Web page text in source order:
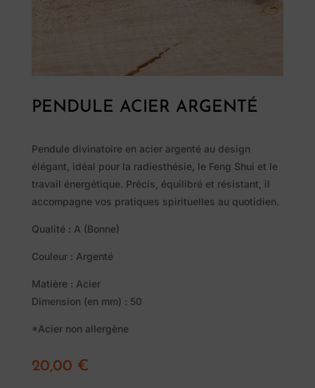
Pierres
naturelles
Alep
Traditionnel
Promotions
A
PENDULE ACIER ARGENTÉ
Pendule divinatoire en acier argenté au design
élégant, idéal pour la radiesthésie, le Feng Shui et le
travail énergétique. Précis, équilibré et résistant, il
accompagne vos pratiques spirituelles au quotidien.
Qualité : A (Bonne)
Couleur : Argenté
Matière : Acier
Dimension (en mm) : 50
*Acier non allergène
20,00 €